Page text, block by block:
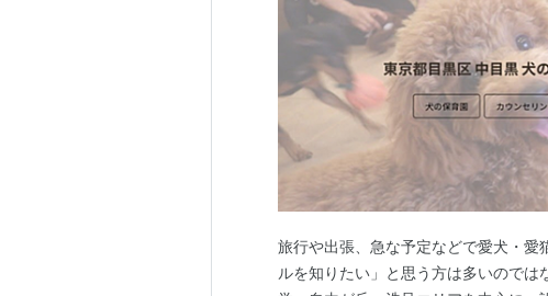
旅行や出張、急な予定などで愛犬・愛
ルを知りたい」と思う方は多いので